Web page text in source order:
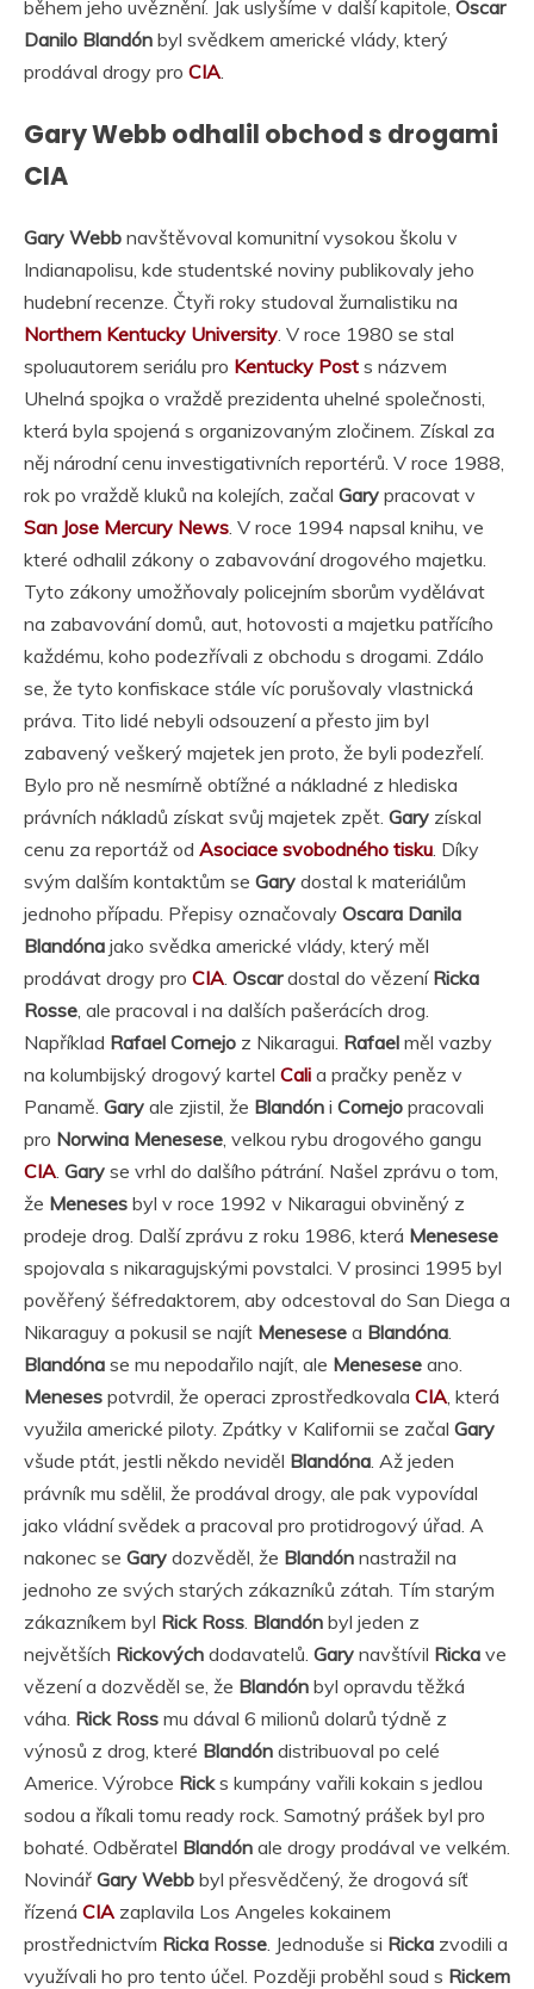
během jeho uvěznění. Jak uslyšíme v další kapitole, Oscar
Danilo Blandón byl svědkem americké vlády, který
prodával drogy pro CIA.
Gary Webb odhalil obchod s drogami
CIA
Gary Webb navštěvoval komunitní vysokou školu v
Indianapolisu, kde studentské noviny publikovaly jeho
hudební recenze. Čtyři roky studoval žurnalistiku na
Northern Kentucky University . V roce 1980 se stal
spoluautorem seriálu pro Kentucky Post s názvem
Uhelná spojka o vraždě prezidenta uhelné společnosti,
která byla spojená s organizovaným zločinem. Získal za
něj národní cenu investigativních reportérů. V roce 1988,
rok po vraždě kluků na kolejích, začal Gary pracovat v
San Jose Mercury News . V roce 1994 napsal knihu, ve
které odhalil zákony o zabavování drogového majetku.
Tyto zákony umožňovaly policejním sborům vydělávat
na zabavování domů, aut, hotovosti a majetku patřícího
každému, koho podezřívali z obchodu s drogami. Zdálo
se, že tyto konfiskace stále víc porušovaly vlastnická
práva. Tito lidé nebyli odsouzení a přesto jim byl
zabavený veškerý majetek jen proto, že byli podezřelí.
Bylo pro ně nesmírně obtížné a nákladné z hlediska
právních nákladů získat svůj majetek zpět. Gary získal
cenu za reportáž od Asociace svobodného tisku . Díky
svým dalším kontaktům se Gary dostal k materiálům
jednoho případu. Přepisy označovaly Oscara Danila
Blandóna jako svědka americké vlády, který měl
prodávat drogy pro CIA Oscardostal do vězení Ricka
Rosse , ale pracoval i na dalších pašerácích drog.
Například Rafael Cornejo z Nikaragui. Rafael měl vazby
na kolumbijský drogový kartel Cali a pračky peněz v
Panamě. Gary ale zjistil, že Blandón i Cornejo pracovali
pro Norwina Menesese , velkou rybu drogového gangu
CIA Gary se vrhl do dalšího pátrání. Našel zprávu o tom,
že Meneses byl v roce 1992 v Nikaragui obviněný z
prodeje drog. Další zprávu z roku 1986, která Menesese
spojovala s nikaragujskými povstalci. V prosinci 1995 byl
pověřený šéfredaktorem, aby odcestoval do San Diega a
Nikaraguy a pokusil se najít Menesese a Blandóna
Blandóna se mu nepodařilo najít, ale Menesese ano.
Meneses potvrdil, že operaci zprostředkovala CIA , která
využila americké piloty. Zpátky v Kalifornii se začal Gary
všude ptát, jestli někdo neviděl Blandóna . Až jeden
právník mu sdělil, že prodával drogy, ale pak vypovídal
jako vládní svědek a pracoval pro protidrogový úřad. A
nakonec se Gary dozvěděl, že Blandón nastražil na
jednoho ze svých starých zákazníků zátah. Tím starým
zákazníkem byl Rick Ross Blandón byl jeden z
největších Rickových dodavatelů. Gary navštívil Ricka ve
vězení a dozvěděl se, že Blandón byl opravdu těžká
váha. Rick Ross mu dával 6 milionů dolarů týdně z
výnosů z drog, které Blandón distribuoval po celé
Americe. Výrobce Ricks kumpány vařili kokain s jedlou
sodou a říkali tomu ready rock. Samotný prášek byl pro
bohaté. Odběratel Blandón ale drogy prodával ve velkém.
Novinář Gary Webb byl přesvědčený, že drogová síť
řízená CIA zaplavila Los Angeles kokainem
prostřednictvím Ricka Rosse . Jednoduše si Ricka zvodili a
využívali ho pro tento účel. Později proběhl soud s Rickem